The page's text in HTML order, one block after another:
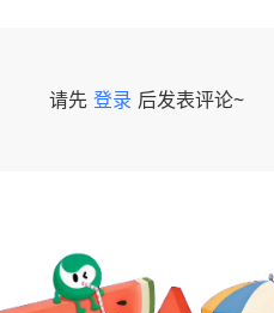
请先 登录 后发表评论~